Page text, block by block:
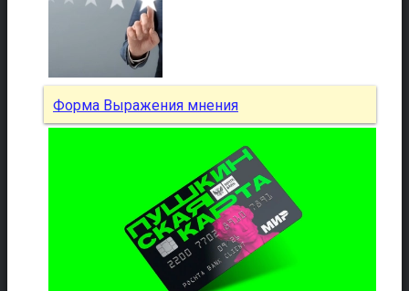
Форма Выражения мнения